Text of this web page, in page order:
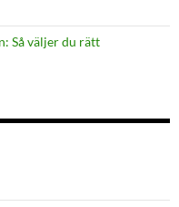
Så väljer du rätt